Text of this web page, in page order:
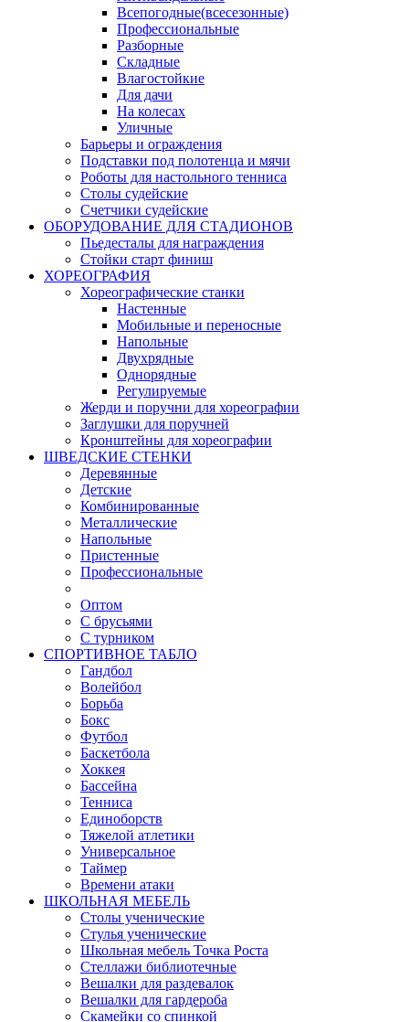
Всепогодные(всесезонные)
Профессиональные
Разборные
Складные
Влагостойкие
Для дачи
На колесах
Уличные
Барьеры и ограждения
Подставки под полотенца и мячи
Роботы для настольного тенниса
Столы судейские
Счетчики судейские
ОБОРУДОВАНИЕ ДЛЯ СТАДИОНОВ
Пьедесталы для награждения
Стойки старт финиш
ХОРЕОГРАФИЯ
Хореографические станки
Настенные
Мобильные и переносные
Напольные
Двухрядные
Однорядные
Регулируемые
Жерди и поручни для хореографии
Заглушки для поручней
Кронштейны для хореографии
ШВЕДСКИЕ СТЕНКИ
Деревянные
Детские
Комбинированные
Металлические
Напольные
Пристенные
Профессиональные
Оптом
С брусьями
С турником
СПОРТИВНОЕ ТАБЛО
Гандбол
Волейбол
Борьба
Бокс
Футбол
Баскетбола
Хоккея
Бассейна
Тенниса
Единоборств
Тяжелой атлетики
Универсальное
Таймер
Времени атаки
ШКОЛЬНАЯ МЕБЕЛЬ
Столы ученические
Стулья ученические
Школьная мебель Точка Роста
Стеллажи библиотечные
Вешалки для раздевалок
Вешалки для гардероба
Скамейки со спинкой